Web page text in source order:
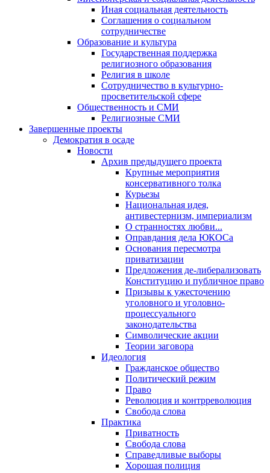
Иная социальная деятельность
Соглашения о социальном
сотрудничестве
Образование и культура
Государственная поддержка
религиозного образования
Религия в школе
Сотрудничество в культурно-
просветительской сфере
Общественность и СМИ
Религиозные СМИ
Завершенные проекты
Демократия в осаде
Новости
Архив предыдущего проекта
Крупные мероприятия
консервативного толка
Курьезы
Национальная идея,
антивестернизм, империализм
О странностях любви...
Оправдания дела ЮКОСа
Основания пересмотра
приватизации
Предложения де-либерализовать
Конституцию и публичное право
Призывы к ужесточению
уголовного и уголовно-
процессуального
законодательства
Символические акции
Теории заговора
Идеология
Гражданское общество
Политический режим
Право
Революция и контрреволюция
Свобода слова
Практика
Приватность
Свобода слова
Справедливые выборы
Хорошая полиция